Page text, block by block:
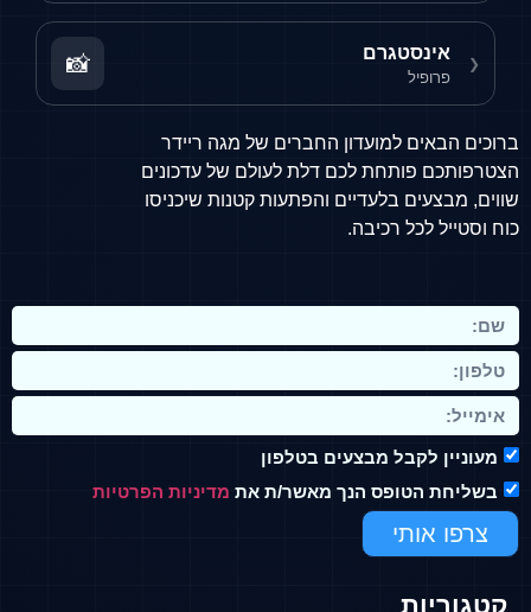
ברוכים הבאים למועדון החברים של מגה ריידר
הצטרפותכם פותחת לכם דלת לעולם של עדכונים
שווים, מבצעים בלעדיים והפתעות קטנות שיכניסו
כוח וסטייל לכל רכיבה.
מעוניין לקבל מבצעים בטלפון
בשליחת הטופס הנך מאשר/ת את מדיניות הפרטיות
צרפו אותי
קטגוריות
❮ אינסטגרם
פרופיל 📸